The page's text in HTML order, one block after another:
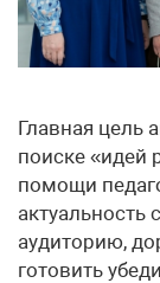
Главная цель
поиске «идей
помощи
актуальность
аудиторию,
готовить